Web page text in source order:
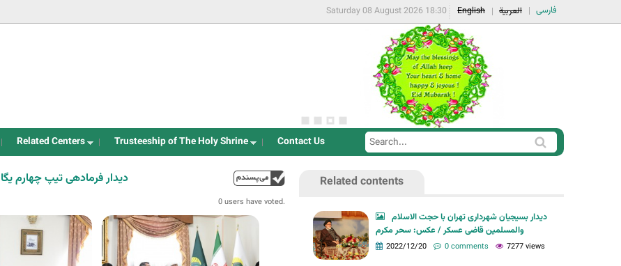
فارسی العربية English
Saturday 08 August 2026 18:30
Related Centers Trusteeship of The Holy Shrine Contact Us
S
e
S
e
a
0 users have voted.
دیدار فرمادهی تیپ چهارم Related contents
دیدار بسیجیان شهرداری تهران با حجت الاسلام
والمسلمین قاضی عسکر / عکس: سحر مکرم
2022/12/20 0 comments 7277 views